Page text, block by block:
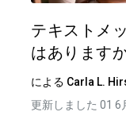
テキストメ
はあります
による Carla L.
更新しました 01 6